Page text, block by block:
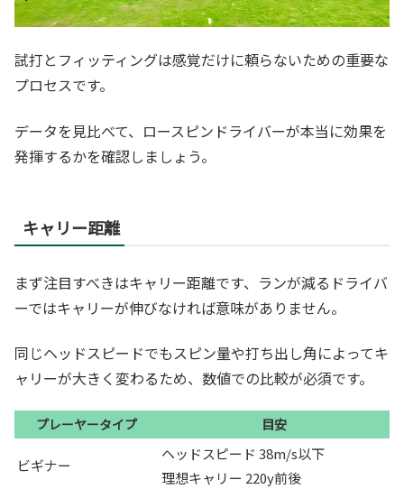
試打とフィッティングは感覚だけに頼らないための重要な
プロセスです。
データを見比べて、ロースピンドライバーが本当に効果を
発揮するかを確認しましょう。
キャリー距離
まず注目すべきはキャリー距離です、ランが減るドライバ
ーではキャリーが伸びなければ意味がありません。
同じヘッドスピードでもスピン量や打ち出し角によってキ
ャリーが大きく変わるため、数値での比較が必須です。
プレーヤータイプ 目安
ビギナー
ヘッドスピード 38m/s以下
理想キャリー 220y前後